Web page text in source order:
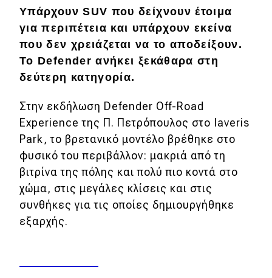
Κόσμος
Τεχνολογία
Ασφάλεια
Αγορά
Απόψεις
Test Drive
Δοκιμή
Αποστολή
Συγκρίνουμε
Αγώνες
Υπάρχουν SUV που δείχνουν έτοιμα
για περιπέτεια και υπάρχουν εκείνα
που δεν χρειάζεται να το αποδείξουν.
Το Defender ανήκει ξεκάθαρα στη
δεύτερη κατηγορία.
Στην εκδήλωση Defender Off-Road
Experience της Π. Πετρόπουλος στο Iaveris
Park, το βρετανικό μοντέλο βρέθηκε στο
φυσικό του περιβάλλον: μακριά από τη
βιτρίνα της πόλης και πολύ πιο κοντά στο
χώμα, στις μεγάλες κλίσεις και στις
συνθήκες για τις οποίες δημιουργήθηκε
εξαρχής.